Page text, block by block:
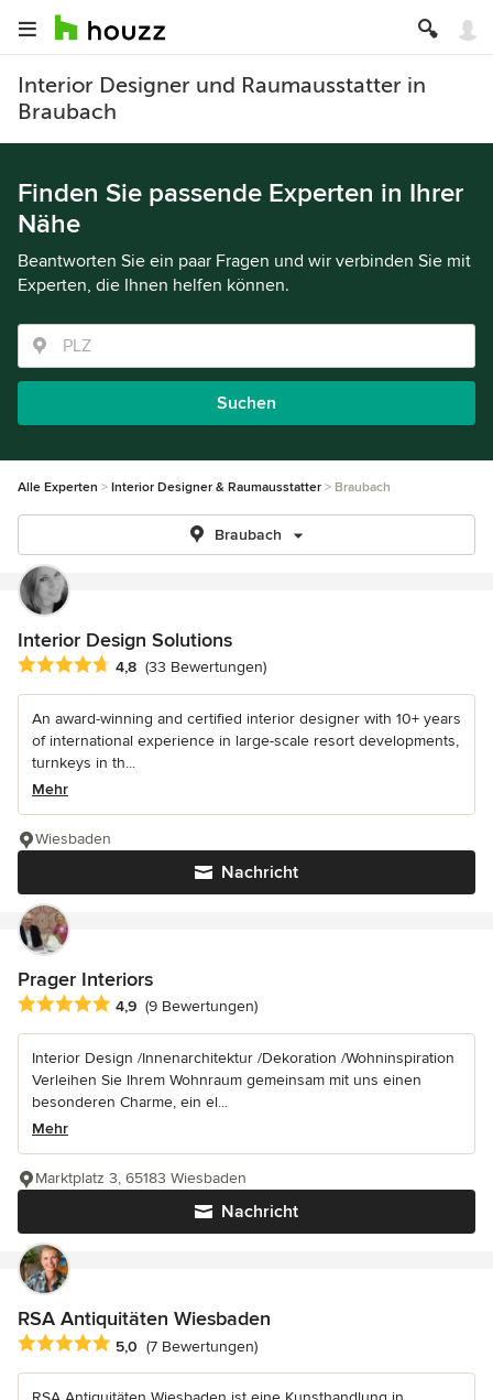
Interior Designer und Raumausstatter in
Braubach
Finden Sie passende Experten in Ihrer
Nähe
Beantworten Sie ein paar Fragen und wir verbinden Sie mit
Experten, die Ihnen helfen können.
Suchen
Alle Experten Interior Designer & Raumausstatter Braubach
Braubach
Interior Design Solutions
Durchschnittliche Bewertung: 4.8 von 5 Sternen
4,8 (33 Bewertungen)
An award-winning and certified interior designer with 10+ years
of international experience in large-scale resort developments,
turnkeys in th...
Mehr
Nachricht
Wiesbaden
Prager Interiors
Durchschnittliche Bewertung: 4.9 von 5 Sternen
4,9 (9 Bewertungen)
Interior Design /Innenarchitektur /Dekoration /Wohninspiration
Verleihen Sie Ihrem Wohnraum gemeinsam mit uns einen
besonderen Charme, ein el...
Mehr
Nachricht
Marktplatz 3, 65183 Wiesbaden
RSA Antiquitäten Wiesbaden
Durchschnittliche Bewertung: 5 von 5 Sternen
5,0 (7 Bewertungen)